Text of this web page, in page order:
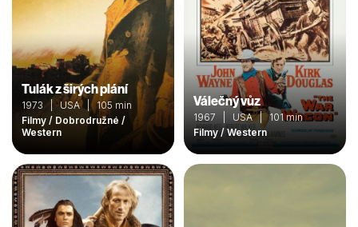
Tulák z širých plání
1973 | USA | 105 min
Filmy / Dobrodružné /
Western
Válečný vůz
1967 | USA | 101 min
Filmy / Western